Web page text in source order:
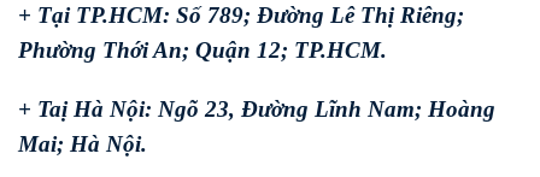
+ Tại TP.HCM: Số 789; Đường Lê Thị Riêng;
Phường Thới An; Quận 12; TP.HCM.
+ Taị Hà Nội: Ngõ 23, Đường Lĩnh Nam; Hoàng
Mai; Hà Nội.